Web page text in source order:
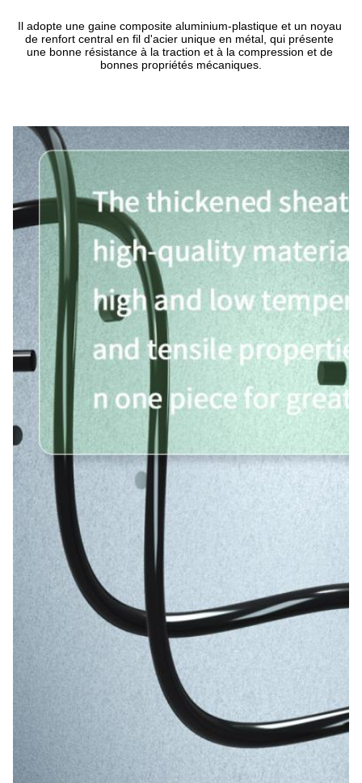
Il adopte une gaine composite aluminium-plastique et un noyau
de renfort central en fil d'acier unique en métal, qui présente
une bonne résistance à la traction et à la compression et de
bonnes propriétés mécaniques.